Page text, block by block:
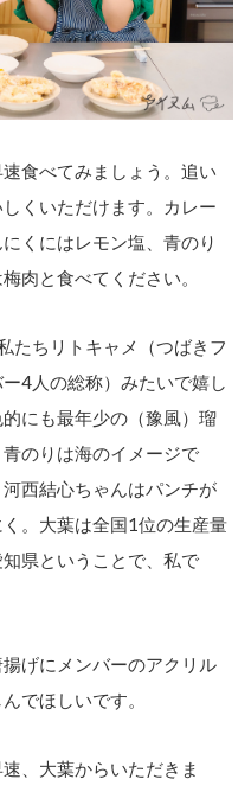
食べてみましょう。追い
くいただけます。カレー
くにはレモン塩、青のり
肉と食べてください。
たちリトキャメ（つばきフ
4人の総称）みたいで嬉し
にも最年少の（豫風）瑠
のりは海のイメージで
河西結心ちゃんはパンチが
。大葉は全国1位の生産量
県ということで、私で
げにメンバーのアクリル
でほしいです。
、大葉からいただきま